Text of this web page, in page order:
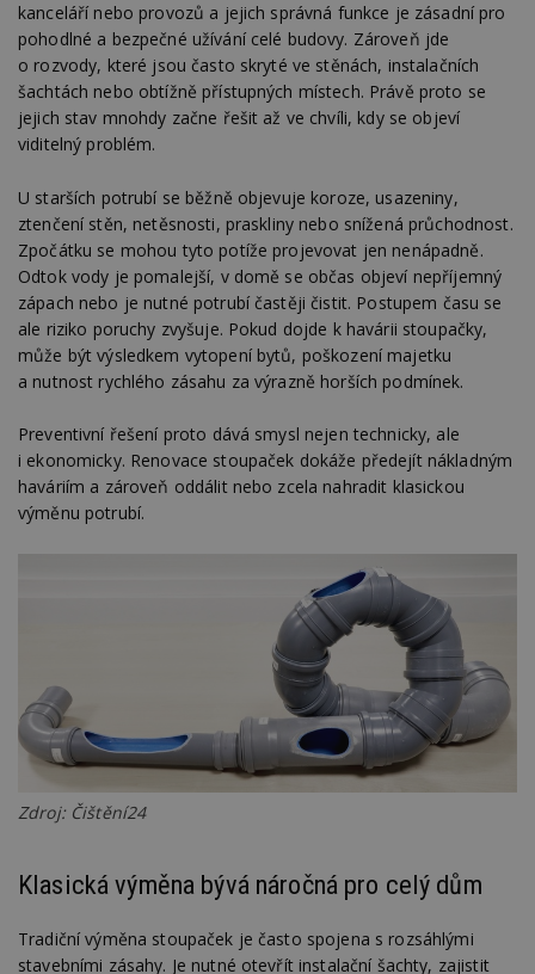
kanceláří nebo provozů a jejich správná funkce je zásadní pro
pohodlné a bezpečné užívání celé budovy. Zároveň jde
o rozvody, které jsou často skryté ve stěnách, instalačních
šachtách nebo obtížně přístupných místech. Právě proto se
jejich stav mnohdy začne řešit až ve chvíli, kdy se objeví
viditelný problém.
U starších potrubí se běžně objevuje koroze, usazeniny,
ztenčení stěn, netěsnosti, praskliny nebo snížená průchodnost.
Zpočátku se mohou tyto potíže projevovat jen nenápadně.
Odtok vody je pomalejší, v domě se občas objeví nepříjemný
zápach nebo je nutné potrubí častěji čistit. Postupem času se
ale riziko poruchy zvyšuje. Pokud dojde k havárii stoupačky,
může být výsledkem vytopení bytů, poškození majetku
a nutnost rychlého zásahu za výrazně horších podmínek.
Preventivní řešení proto dává smysl nejen technicky, ale
i ekonomicky. Renovace stoupaček dokáže předejít nákladným
haváriím a zároveň oddálit nebo zcela nahradit klasickou
výměnu potrubí.
Zdroj: Čištění24
Klasická výměna bývá náročná pro celý dům
Tradiční výměna stoupaček je často spojena s rozsáhlými
stavebními zásahy. Je nutné otevřít instalační šachty, zajistit